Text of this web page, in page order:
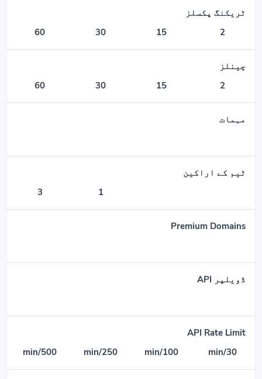
ٹریکنگ پکسلز
2
15
30
60
چینلز
2
15
30
60
مہمات
ٹیم کے اراکین
1
3
Premium Domains
ڈویلپر API
API Rate Limit
30/min
100/min
250/min
500/min